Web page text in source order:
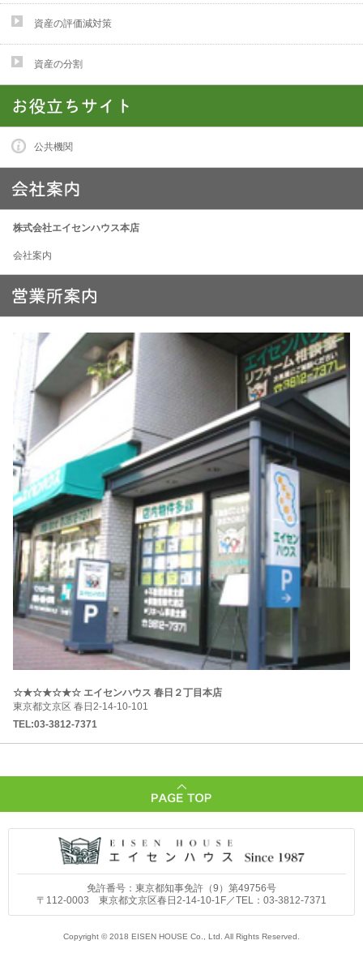
資産の評価減対策
資産の分割
公共機関
株式会社エイセンハウス本店
会社案内
☆★☆★☆★☆ エイセンハウス 春日２丁目本店
東京都文京区 春日2-14-10-101
TEL:03-3812-7371
免許番号：東京都知事免許（9）第49756号
〒112-0003 東京都文京区春日2-14-10-1F／TEL： 03-3812-7371
Copyright © 2018 EISEN HOUSE Co., Ltd. All Rights Reserved.